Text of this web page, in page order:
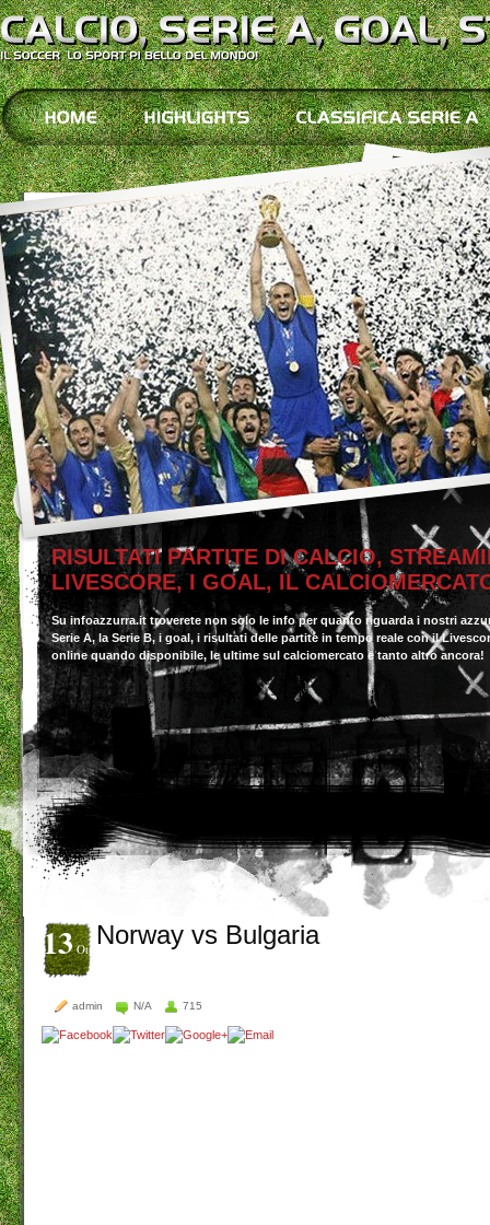
RISULTATI PARTITE DI CALCIO,
LIVESCORE, I GOAL, IL
Su infoazzurra.it troverete non solo le info per quanto riguarda i nostri
Serie A, la Serie B, i goal, i risultati delle partite in tempo reale con il
online quando disponibile, le ultime sul calciomercato e tanto altro ancora!
13Ott Norway vs Bulgaria
admin N/A 715